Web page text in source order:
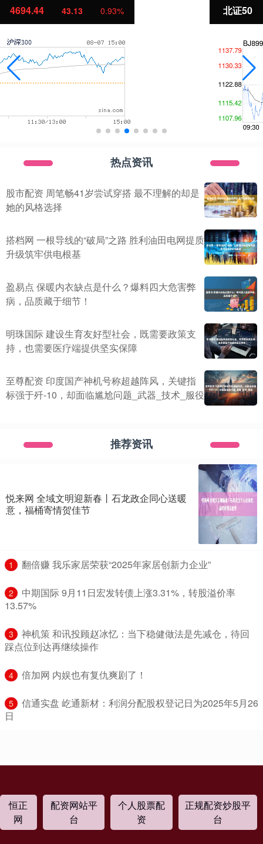
北证50 1134.24
热点资讯
股市配资 周笔畅41岁尝试穿搭 最不理解的却是
她的风格选择
搭档网 一根导线的“破局”之路 胜利油田电网提质
升级筑牢供电根基
盈易点 保暖内衣缺点是什么？爆料四大危害弊
病，品质藏于细节！
明珠国际 建设生育友好型社会，既需要政策支
持，也需要医疗端提供坚实保障
至尊配资 印度国产神机号称超越阵风，关键指
标强于歼-10，却面临尴尬问题_武器_技术_服役
推荐资讯
悦来网 全域文明迎新春丨石龙政企同心送暖
意，福桶寄情贺佳节
1 ​翻倍赚 我乐家居荣获“2025年家居创新力企业”
2
​中期国际 9月11日宏发转债上涨3.31%，转股溢价率
13.57%
3
​神机策 和讯投顾赵冰忆：当下稳健做法是先减仓，待回
踩点位到达再继续操作
4 ​倍加网 内娱也有复仇爽剧了！
5
​信通实盘 屹通新材：利润分配股权登记日为2025年5月26
日
恒正
网
配资网站平
台
个人股票配
资
正规配资炒股平
台